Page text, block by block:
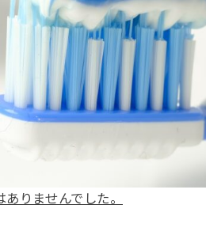
りませんでした。